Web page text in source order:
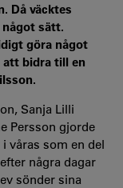
Då väcktes
något sätt.
göra något
att bidra till en
Sanja Lilli
Persson gjorde
våras som en del
några dagar
sönder sina